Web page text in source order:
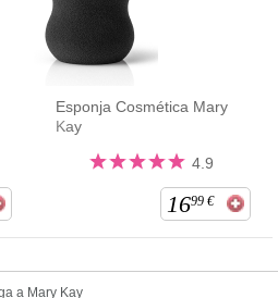
Esponja Cosmética Mary
Kay
4.9
1699 €
a Mary Kay